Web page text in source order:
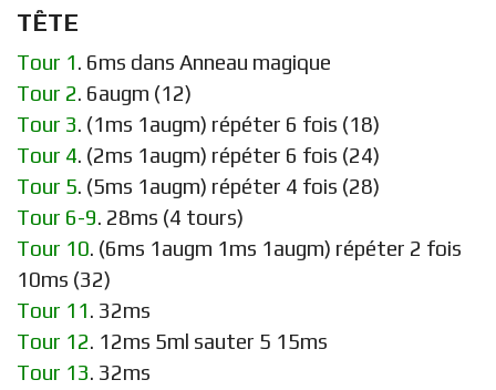
TÊTE
Tour 1. 6ms dans Anneau magique
Tour 2. 6augm (12)
Tour 3. (1ms 1augm) répéter 6 fois (18)
Tour 4. (2ms 1augm) répéter 6 fois (24)
Tour 5. (5ms 1augm) répéter 4 fois (28)
Tour 6-9. 28ms (4 tours)
Tour 10. (6ms 1augm 1ms 1augm) répéter 2 fois
10ms (32)
Tour 11. 32ms
Tour 12. 12ms 5ml sauter 5 15ms
Tour 13. 32ms